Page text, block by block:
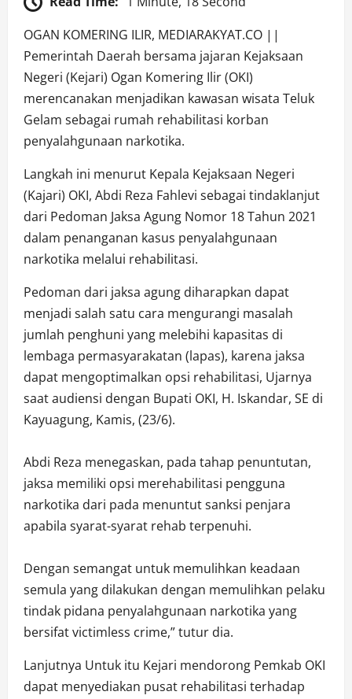
OGAN KOMERING ILIR, MEDIARAKYAT.CO ||
Pemerintah Daerah bersama jajaran Kejaksaan
Negeri (Kejari) Ogan Komering Ilir (OKI)
merencanakan menjadikan kawasan wisata Teluk
Gelam sebagai rumah rehabilitasi korban
penyalahgunaan narkotika.
Langkah ini menurut Kepala Kejaksaan Negeri
(Kajari) OKI, Abdi Reza Fahlevi sebagai tindaklanjut
dari Pedoman Jaksa Agung Nomor 18 Tahun 2021
dalam penanganan kasus penyalahgunaan
narkotika melalui rehabilitasi.
Pedoman dari jaksa agung diharapkan dapat
menjadi salah satu cara mengurangi masalah
jumlah penghuni yang melebihi kapasitas di
lembaga permasyarakatan (lapas), karena jaksa
dapat mengoptimalkan opsi rehabilitasi, Ujarnya
saat audiensi dengan Bupati OKI, H. Iskandar, SE di
Kayuagung, Kamis, (23/6).
Abdi Reza menegaskan, pada tahap penuntutan,
jaksa memiliki opsi merehabilitasi pengguna
narkotika dari pada menuntut sanksi penjara
apabila syarat-syarat rehab terpenuhi.
Dengan semangat untuk memulihkan keadaan
semula yang dilakukan dengan memulihkan pelaku
tindak pidana penyalahgunaan narkotika yang
bersifat victimless crime,” tutur dia.
Lanjutnya Untuk itu Kejari mendorong Pemkab OKI
dapat menyediakan pusat rehabilitasi terhadap